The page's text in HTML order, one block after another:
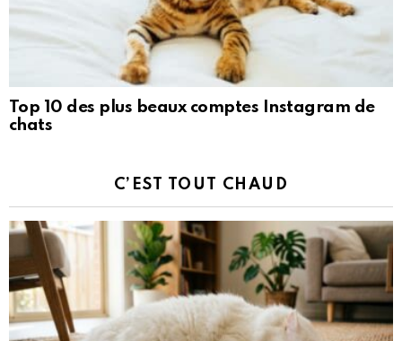
Top 10 des plus beaux comptes Instagram de
chats
C’EST TOUT CHAUD